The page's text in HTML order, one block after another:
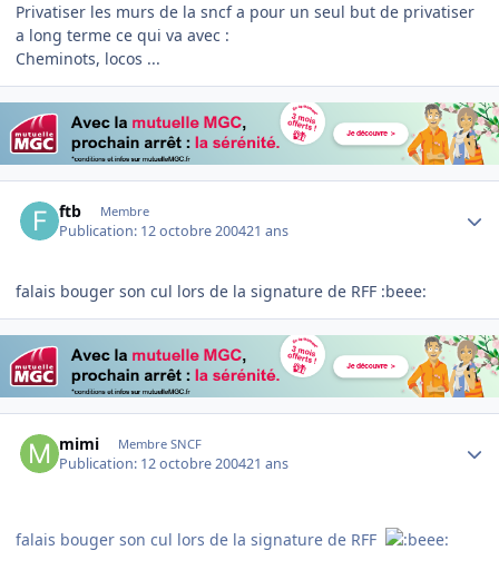
Privatiser les murs de la sncf a pour un seul but de privatiser
a long terme ce qui va avec :
Cheminots, locos ...
ftb Membre
Publication: 12 octobre 200421 ans
falais bouger son cul lors de la signature de RFF :beee:
mimi Membre SNCF
Publication: 12 octobre 200421 ans
falais bouger son cul lors de la signature de RFF